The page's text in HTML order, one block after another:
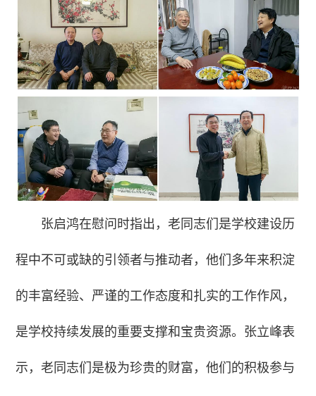
张启鸿在慰问时指出，老同志们是学校建设历
程中不可或缺的引领者与推动者，他们多年来积淀
的丰富经验、严谨的工作态度和扎实的工作作风，
是学校持续发展的重要支撑和宝贵资源。张立峰表
示，老同志们是极为珍贵的财富，他们的积极参与